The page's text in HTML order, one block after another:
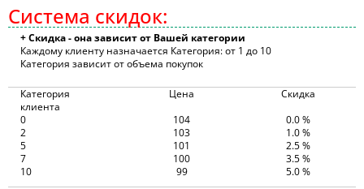
Система скидок:
+ Скидка - она зависит от Вашей категории
Каждому клиенту назначается Категория: от 1 до 10
Категория зависит от объема покупок
Категория
клиента
Цена
Скидка
0
104
0.0 %
2
103
1.0 %
5
101
2.5 %
7
100
3.5 %
10
99 5.0 %